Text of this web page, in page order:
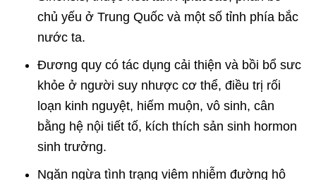
chủ yếu ở Trung Quốc và một số tỉnh phía bắc
nước ta.
Đương quy có tác dụng cải thiện và bồi bổ sưc
khỏe ở người suy nhược cơ thể, điều trị rối
loạn kinh nguyệt, hiếm muộn, vô sinh, cân
bằng hệ nội tiết tố, kích thích sản sinh hormon
sinh trưởng.
Ngăn ngừa tình trạng viêm nhiễm đường hô